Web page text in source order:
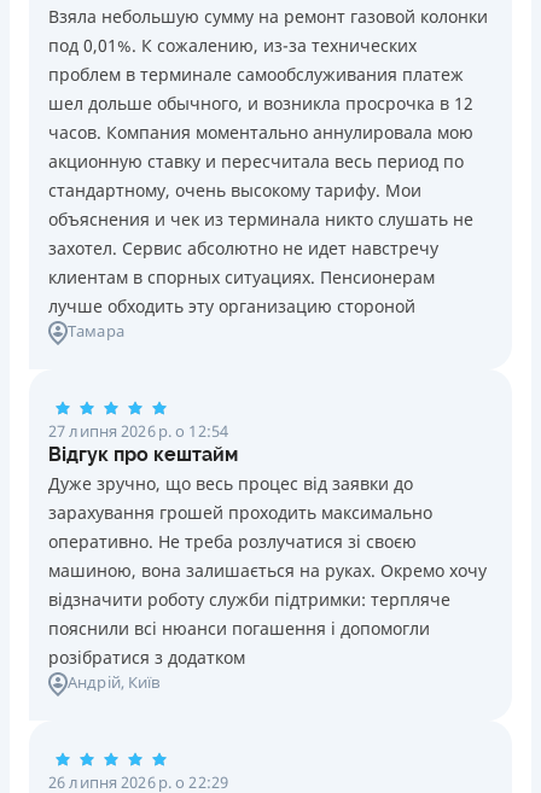
Взяла небольшую сумму на ремонт газовой колонки
под 0,01%. К сожалению, из-за технических
проблем в терминале самообслуживания платеж
шел дольше обычного, и возникла просрочка в 12
часов. Компания моментально аннулировала мою
акционную ставку и пересчитала весь период по
стандартному, очень высокому тарифу. Мои
объяснения и чек из терминала никто слушать не
захотел. Сервис абсолютно не идет навстречу
клиентам в спорных ситуациях. Пенсионерам
лучше обходить эту организацию стороной
Тамара
27 липня 2026 р. о 12:54
Відгук про кештайм
Дуже зручно, що весь процес від заявки до
зарахування грошей проходить максимально
оперативно. Не треба розлучатися зі своєю
машиною, вона залишається на руках. Окремо хочу
відзначити роботу служби підтримки: терпляче
пояснили всі нюанси погашення і допомогли
розібратися з додатком
Андрій, Київ
26 липня 2026 р. о 22:29